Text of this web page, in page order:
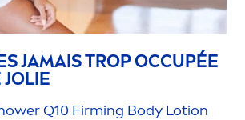
JAMAIS TROP OCCUPÉE
Q10 Firming Body Lotion